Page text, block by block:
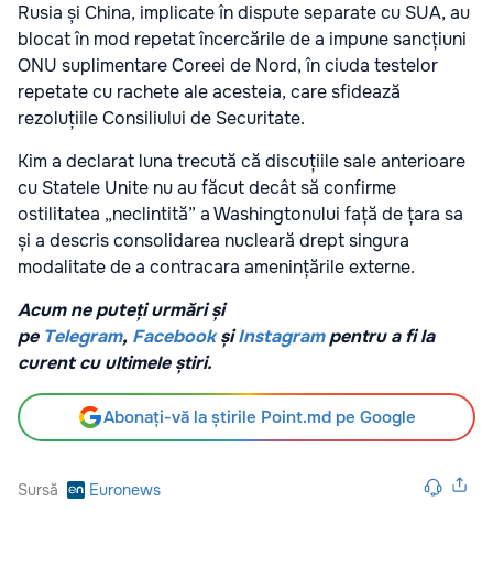
Rusia și China, implicate în dispute separate cu SUA, au
blocat în mod repetat încercările de a impune sancțiuni
ONU suplimentare Coreei de Nord, în ciuda testelor
repetate cu rachete ale acesteia, care sfidează
rezoluțiile Consiliului de Securitate.
Kim a declarat luna trecută că discuțiile sale anterioare
cu Statele Unite nu au făcut decât să confirme
ostilitatea „neclintită” a Washingtonului față de țara sa
și a descris consolidarea nucleară drept singura
modalitate de a contracara amenințările externe.
Acum ne puteți urmări și
pe Telegram, FacebookșiInstagrampentru a fi la
curent cu ultimele știri.
Abonați-vă la știrile Point.md pe Google
Sursă Euronews